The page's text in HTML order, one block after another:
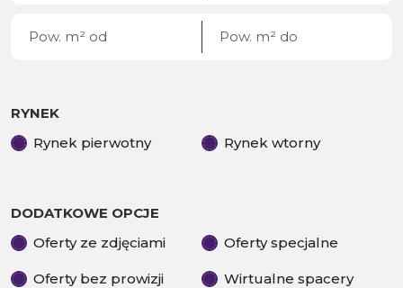
RYNEK
Rynek pierwotny
Rynek wtorny
DODATKOWE OPCJE
Oferty ze zdjęciami
Oferty specjalne
Oferty bez prowizji Wirtualne spacery